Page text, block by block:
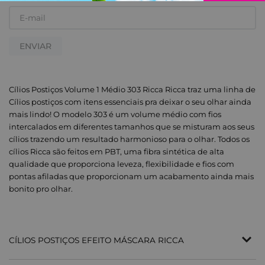
ENVIAR
Cílios Postiços Volume 1 Médio 303 Ricca Ricca traz uma linha de
Cílios postiços com itens essenciais pra deixar o seu olhar ainda
mais lindo! O modelo 303 é um volume médio com fios
intercalados em diferentes tamanhos que se misturam aos seus
cílios trazendo um resultado harmonioso para o olhar. Todos os
cílios Ricca são feitos em PBT, uma fibra sintética de alta
qualidade que proporciona leveza, flexibilidade e fios com
pontas afiladas que proporcionam um acabamento ainda mais
bonito pro olhar.
CÍLIOS POSTIÇOS EFEITO MÁSCARA RICCA